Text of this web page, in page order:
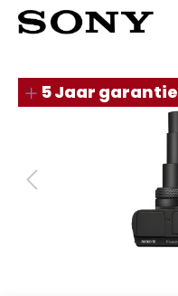
5 Jaar garantie